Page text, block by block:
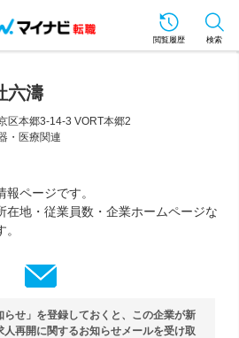
閲覧履歴 検索
六濤
区本郷3-14-3 VORT本郷2
・医療関連
報ページです。
在地・従業員数・企業ホームページな
らせ」を登録しておくと、この企業が新
再開に関するお知らせメールを受け取